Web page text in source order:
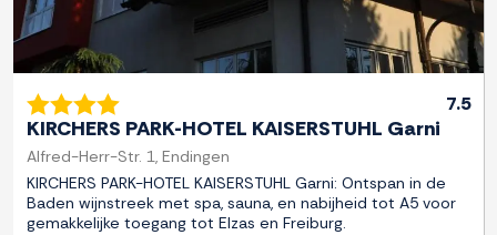
7.5
KIRCHERS PARK-HOTEL KAISERSTUHL Garni
Alfred-Herr-Str. 1, Endingen
KIRCHERS PARK-HOTEL KAISERSTUHL Garni: Ontspan in de
Baden wijnstreek met spa, sauna, en nabijheid tot A5 voor
gemakkelijke toegang tot Elzas en Freiburg.